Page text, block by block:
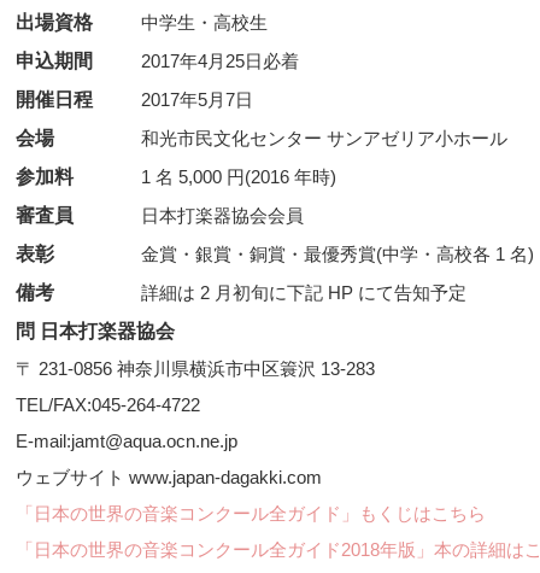
出場資格
中学生・高校生
申込期間
2017年4月25日必着
開催日程
2017年5月7日
会場
和光市民文化センター サンアゼリア小ホール
参加料
1 名 5,000 円(2016 年時)
審査員
日本打楽器協会会員
表彰
金賞・銀賞・銅賞・最優秀賞(中学・高校各 1 名)
備考
詳細は 2 月初旬に下記 HP にて告知予定
問 日本打楽器協会
〒 231-0856 神奈川県横浜市中区簑沢 13-283
TEL/FAX:045-264-4722
E-mail:jamt@aqua.ocn.ne.jp
ウェブサイト www.japan-dagakki.com
「日本の世界の音楽コンクール全ガイド」もくじはこちら
「日本の世界の音楽コンクール全ガイド2018年版」本の詳細は